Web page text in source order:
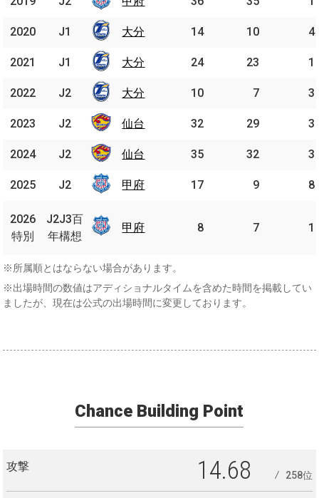
2020 大分 14 10 4
2021 大分 24 23 1
2022 大分 10 7 3
2023 仙台 32 29 3
2024 仙台 35 32 3
2025 甲府 17 9 8
2026
特別
百年
構想
甲府 8 7 1
2020 J1 大分
2021 J1 大分
2022 J2 大分
2023 J2 仙台
2024 J2 仙台
2025 J2 甲府
2026
特別
J2J3百
年構想
甲府
※所属順とはならない場合があります。
※出場時間の数値はアディショナルタイムを含めた時間を掲載してい
ましたが、現在は公式の出場時間に変更しております。
Chance Building Point
攻撃 14.68 258位